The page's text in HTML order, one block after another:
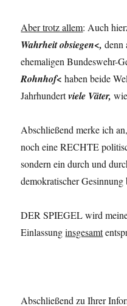
Aber trotz allem: Auch
Wahrheit obsiegen<,denn
ehemaligen Bundeswehr-
Rohnhof< haben beide
Jahrhundertviele Väter,
Abschließend merke ich
noch eine RECHTE
sondern ein durch und
demokratischer Gesinnung
DER SPIEGEL wird
Einlassunginsgesamt
Abschließend zu Ihrer